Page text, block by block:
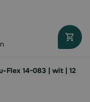
Flex 14-083 | wit | 12